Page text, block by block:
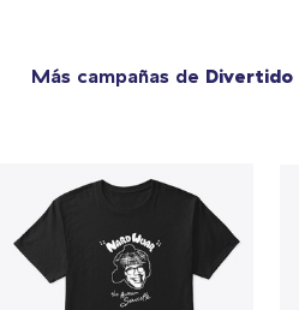
Más campañas de Divertido